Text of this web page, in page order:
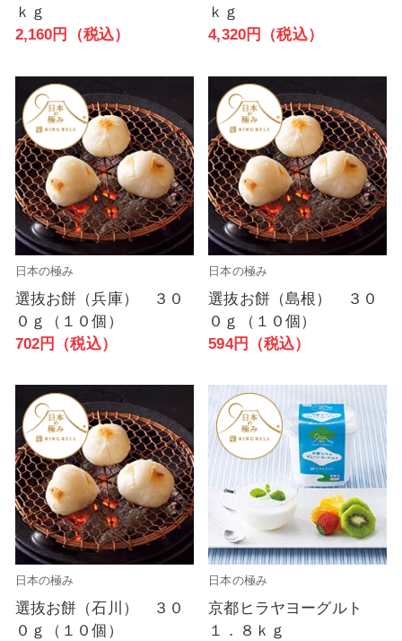
ｋｇ
2,160円（税込）
ｋｇ
4,320円（税込）
日本の極み
選抜お餅（兵庫） ３０
０ｇ（１０個）
702円（税込）
日本の極み
選抜お餅（島根） ３０
０ｇ（１０個）
594円（税込）
日本の極み
選抜お餅（石川） ３０
０ｇ（１０個）
日本の極み
京都ヒラヤヨーグルト
１．８ｋｇ